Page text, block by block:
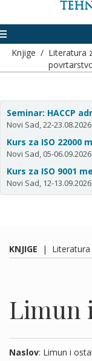
Knjige / Literatura
Seminar: HACCP
Novi Sad, 22-23.08.2026.
Kurs za ISO 22000
Novi Sad, 05-06.09.2026.
Kurs za ISO 9001
Novi Sad, 12-13.09.2026.
KNJIGE |
Limun
Naslov: Limun i